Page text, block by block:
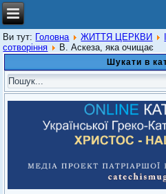
Ви тут: Головна ЖИТТЯ ЦЕРКВИ
сотворіння
В. Аскеза, яка очищає
Шукати в